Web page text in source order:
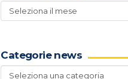
Archivio
news
Categorie news
Categorie